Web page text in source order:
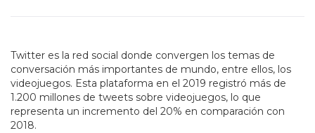
Twitter es la red social donde convergen los temas de
conversación más importantes de mundo, entre ellos, los
videojuegos. Esta plataforma en el 2019 registró más de
1.200 millones de tweets sobre videojuegos, lo que
representa un incremento del 20% en comparación con
2018.